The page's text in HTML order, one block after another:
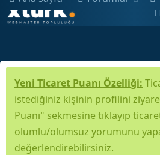
Yeni Ticaret Puanı Özelliği:
istediğiniz kişinin profilini
Puanı" sekmesine tıklayıp
olumlu/olumsuz yorumunu
değerlendirebilirsiniz.